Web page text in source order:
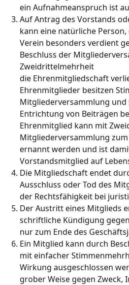
ein Aufnahmeanspruch ist
Auf Antrag des Vorstands
kann eine natürliche
Verein besonders verdient
Beschluss der
Zweidrittelmehrheit
die Ehrenmitgliedschaft
Ehrenmitglieder besitzen
Mitgliederversammlung und
Entrichtung von Beiträgen
Ehrenmitglied kann mit
Mitgliederversammlung
ernannt werden und ist
Vorstandsmitglied auf
Die Mitgliedschaft endet
Ausschluss oder Tod des
der Rechtsfähigkeit bei
Der Austritt eines Mitglieds
schriftliche Kündigung
nur zum Ende des
Ein Mitglied kann durch
mit einfacher
Wirkung ausgeschlossen
grober Weise gegen Zweck,